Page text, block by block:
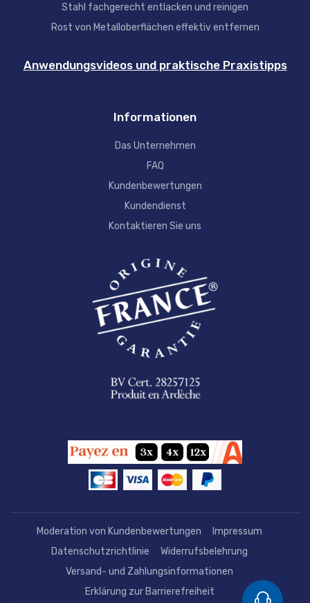
Stahl fachgerecht entlacken und reinigen
Rost von Metalloberflächen effektiv entfernen
Anwendungsvideos und praktische Praxistipps
Informationen
Das Unternehmen
FAQ
Kundenbewertungen
Kundendienst
Kontaktieren Sie uns
Moderation von Kundenbewertungen
Impressum
Datenschutzrichtlinie
Widerrufsbelehrung
Versand- und Zahlungsinformationen
Erklärung zur Barrierefreiheit